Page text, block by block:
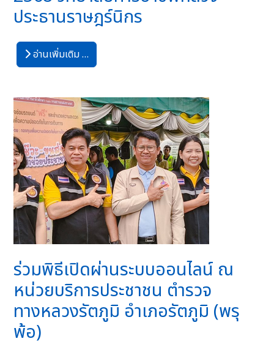
ประธานราษฎร์นิกร
อ่านเพิ่มเติม …
ร่วมพิธีเปิดผ่านระบบออนไลน์ ณ
หน่วยบริการประชาชน ตำรวจ
ทางหลวงรัตภูมิ อำเภอรัตภูมิ (พรุ
พ้อ)